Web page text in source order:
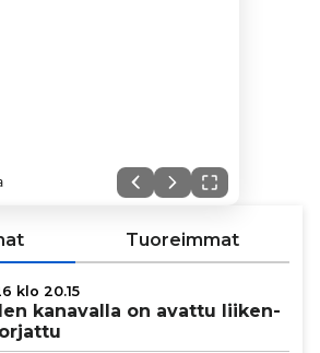
Tuoreimmat
klo 20.15
kanavalla on avattu lii­ken­